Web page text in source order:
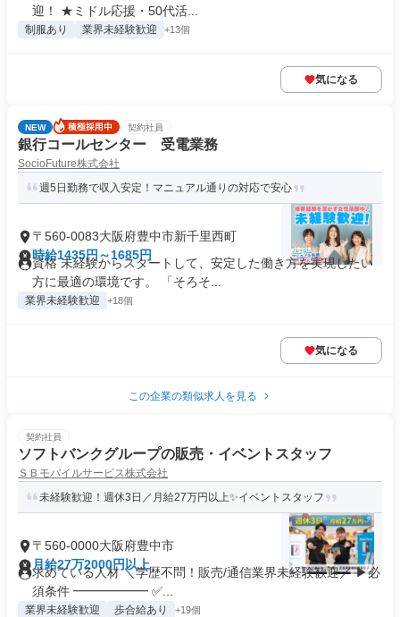
迎！ ★ミドル応援・50代活...
制服あり 業界未経験歓迎 +13個
気になる
NEW 契約社員
銀行コールセンター 受電業務
SocioFuture株式会社
週5日勤務で収入安定！マニュアル通りの対応で安心
〒560-0083大阪府豊中市新千里西町
時給1435円～1685円
資格 未経験からスタートして、安定した働き方を実現したい
方に最適の環境です。 「そろそ...
業界未経験歓迎 +18個
気になる
この企業の類似求人を見る
契約社員
ソフトバンクグループの販売・イベントスタッフ
ＳＢモバイルサービス株式会社
未経験歓迎！週休3日／月給27万円以上✨イベントスタッフ
〒560-0000大阪府豊中市
月給27万2000円以上
求めている人材 ＼学歴不問！販売/通信業界未経験歓迎／ ▶必
須条件 ━━━━━━ ✅...
業界未経験歓迎 歩合給あり +19個